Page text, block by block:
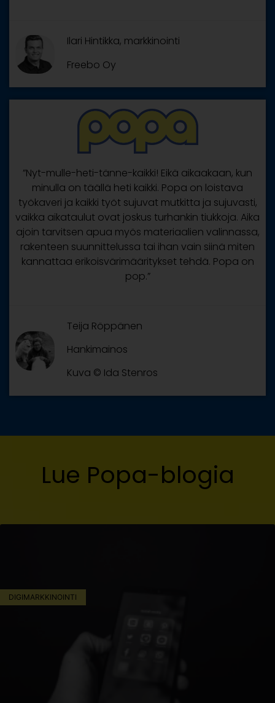
Ilari Hintikka, markkinointi
Freebo Oy
”Nyt-mulle-heti-tänne-kaikki! Eikä aikaakaan, kun
minulla on täällä heti kaikki. Popa on loistava
työkaveri ja kaikki työt sujuvat mutkitta ja sujuvasti,
vaikka aikataulut ovat joskus turhankin tiukkoja. Aika
ajoin tarvitsen apua myös materiaalien valinnassa,
rakenteen suunnittelussa tai ihan vain siinä miten
kannattaa erikoisvärimääritykset tehdä. Popa on
pop.”
Teija Röppänen
Hankimainos
Kuva © Ida Stenros
Lue Popa-blogia
DIGIMARKKINOINTI